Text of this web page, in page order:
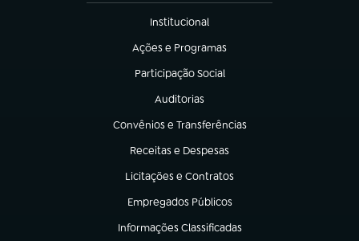
Institucional
(abre em nova aba)
Ações e Programas
(abre em nova aba)
Participação Social
(abre em nova aba)
Auditorias
(abre em nova aba)
Convênios e Transferências
(abre em nova aba)
Receitas e Despesas
(abre em nova aba)
Licitações e Contratos
(abre em nova aba)
Empregados Públicos
(abre em nova aba)
Informações Classificadas
(abre em nova aba)